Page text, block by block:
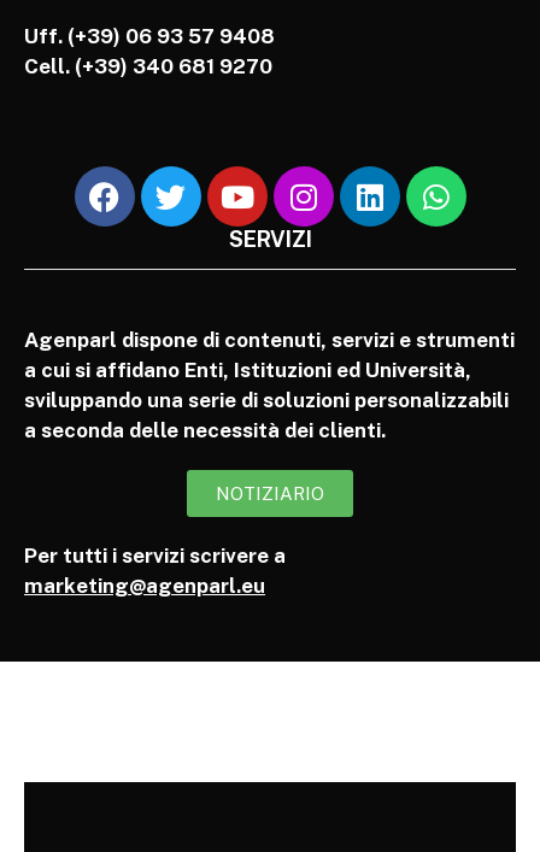
Uff. (+39) 06 93 57 9408
Cell. (+39) 340 681 9270
SERVIZI
Agenparl dispone di contenuti, servizi e strumenti
a cui si affidano Enti, Istituzioni ed Università,
sviluppando una serie di soluzioni personalizzabili
a seconda delle necessità dei clienti.
NOTIZIARIO
Per tutti i servizi scrivere a
marketing@agenparl.eu